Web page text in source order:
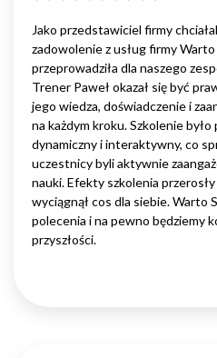
Jako przedstawiciel firmy
zadowolenie z usług firmy
przeprowadziła dla naszego
Trener Paweł okazał się być
jego wiedza, doświadczenie i
na każdym kroku. Szkolenie
dynamiczny i interaktywny, co
uczestnicy byli aktywnie
nauki. Efekty szkolenia
wyciągnął cos dla siebie. Warto
polecenia i na pewno będziemy
przyszłości.